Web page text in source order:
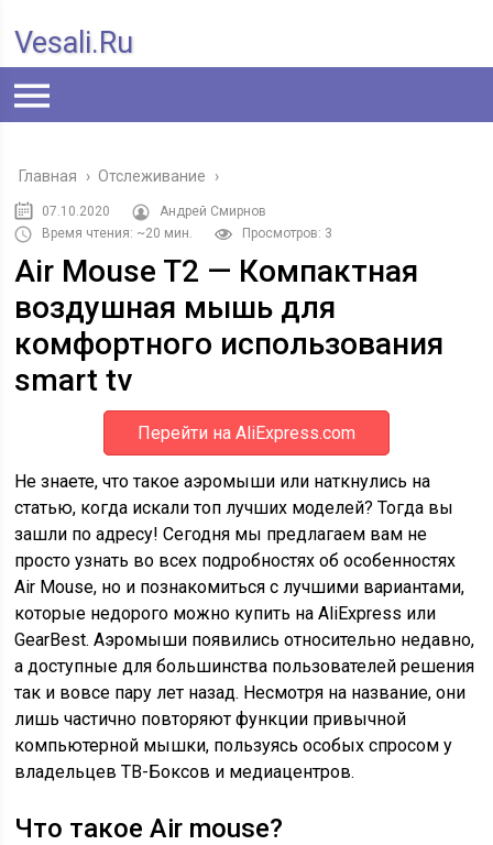
Vesali.ru
Главная › Отслеживание ›
07.10.2020
Андрей Смирнов
Время чтения: ~20 мин.
Просмотров: 3
Air Mouse T2 — Компактная
воздушная мышь для
комфортного использования
smart tv
Перейти на AliExpress.com
Не знаете, что такое аэромыши или наткнулись на
статью, когда искали топ лучших моделей? Тогда вы
зашли по адресу! Сегодня мы предлагаем вам не
просто узнать во всех подробностях об особенностях
Air Mouse, но и познакомиться с лучшими вариантами,
которые недорого можно купить на AliExpress или
GearBest. Аэромыши появились относительно недавно,
а доступные для большинства пользователей решения
так и вовсе пару лет назад. Несмотря на название, они
лишь частично повторяют функции привычной
компьютерной мышки, пользуясь особых спросом у
владельцев ТВ-Боксов и медиацентров.
Что такое Air mouse?